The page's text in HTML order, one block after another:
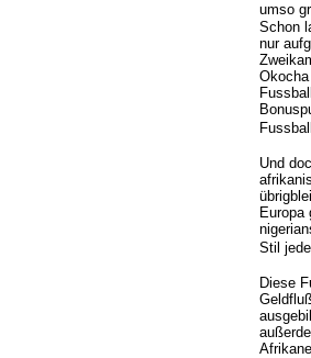
umso
Schon
nur
Und
Europa
Stil
Diese